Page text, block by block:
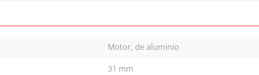
Motor, de aluminio
31 mm